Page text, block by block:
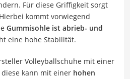
Für diese Griffigkeit sorgt
kommt vorwiegend
Gummisohle ist abrieb- und
eine hohe Stabilität.
Volleyballschuhe mit einer
kann mit einer hohen